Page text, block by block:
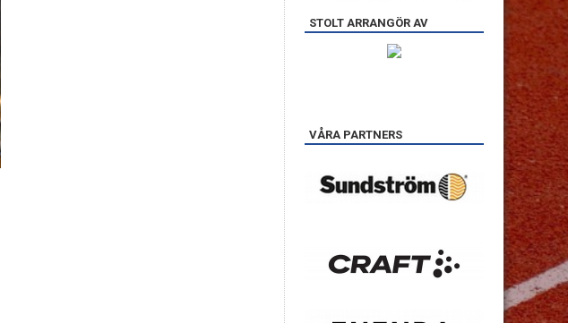
STOLT ARRANGÖR AV
VÅRA PARTNERS